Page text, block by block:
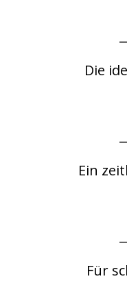
Die
Ein
Für